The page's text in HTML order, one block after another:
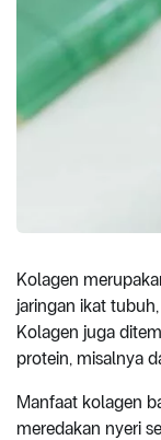
Kolagen
jaringan ikat
Kolagen juga
protein, misalnya
Manfaat kolagen
meredakan nyeri